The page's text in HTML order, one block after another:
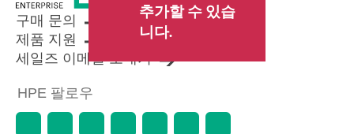
러가 설정한 가격 및 표시 가격과 다
를 수 있습니다. 표시 가격에는 기간
한정 프로모션 혜택이 포함될 수 있
습니다. HPE는 시장 상황 변화, 제품
수명 종료, 광고 오류 등을 포함하되
이에 국한되지 않는 사유로 언제든
추가할 수 있습
니다.
구매 문의
제품 지원
세일즈 이메일 보내기
HPE 팔로우